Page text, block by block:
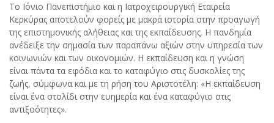
Το Ιόνιο Πανεπιστήμιο και η Ιατροχειρουργική Εταιρεία
Κερκύρας αποτελούν φορείς με μακρά ιστορία στην προαγωγή
της επιστημονικής αλήθειας και της εκπαίδευσης. Η πανδημία
ανέδειξε την σημασία των παραπάνω αξιών στην υπηρεσία των
κοινωνιών και των οικονομιών. Η εκπαίδευση και η γνώση
είναι πάντα τα εφόδια και το καταφύγιο στις δυσκολίες της
ζωής, σύμφωνα και με τη ρήση του Αριστοτέλη: «Η εκπαίδευση
είναι ένα στολίδι στην ευημερία και ένα καταφύγιο στις
αντιξοότητες».